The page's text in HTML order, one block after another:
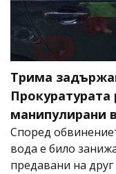
Трима
Прокуратурата
манипулирани
Според
вода е било
предавани на друг